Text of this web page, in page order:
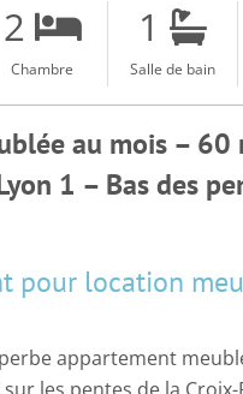
2
Chambre
1
Salle de bain
au mois – 60
1 – Bas des
pour location
appartement